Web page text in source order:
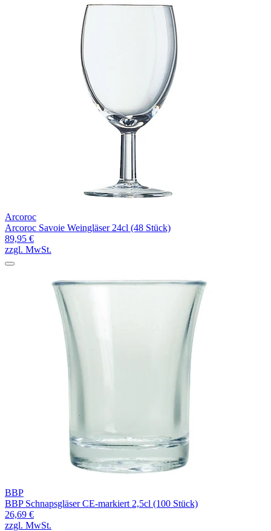
Arcoroc
Arcoroc Savoie Weingläser 24cl (48 Stück)
89,95 €
zzgl. MwSt.
BBP
BBP Schnapsgläser CE-markiert 2,5cl (100 Stück)
26,69 €
zzgl. MwSt.